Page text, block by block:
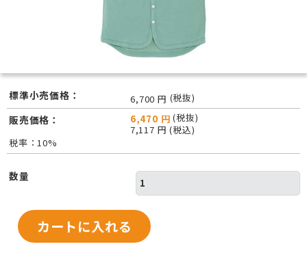
標準小売価格： 6,700 円 (税抜)
販売価格： 6,470 円 (税抜)
7,117 円 (税込)
税率：10%
数量